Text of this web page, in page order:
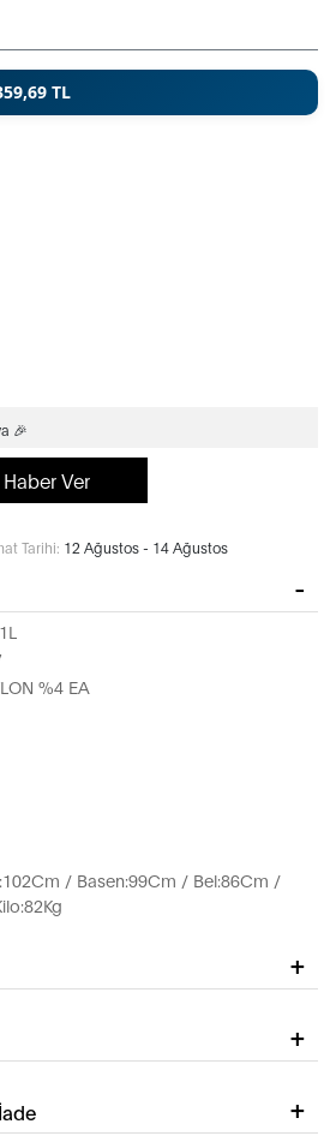
TL
🎉
Ver
Tarihi: 12 Ağustos - 14 Ağustos
%4 EA
/ Basen:99Cm / Bel:86Cm /